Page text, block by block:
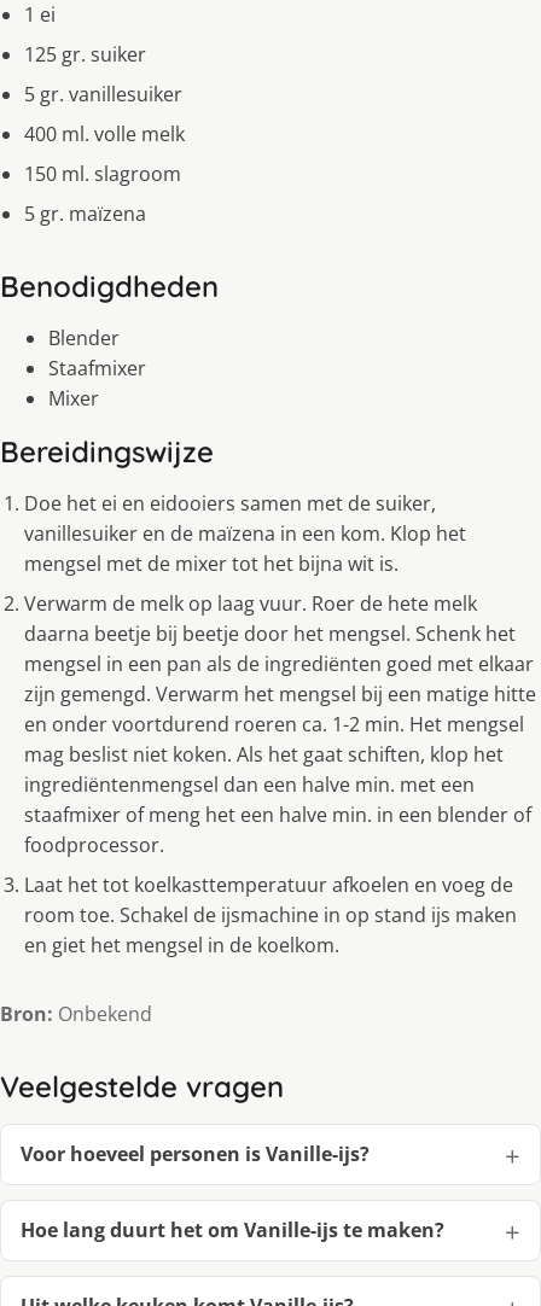
1 ei
125 gr. suiker
5 gr. vanillesuiker
400 ml. volle melk
150 ml. slagroom
5 gr. maïzena
Benodigdheden
Blender
Staafmixer
Mixer
Bereidingswijze
Doe het ei en eidooiers samen met de suiker,
vanillesuiker en de maïzena in een kom. Klop het
mengsel met de mixer tot het bijna wit is.
Verwarm de melk op laag vuur. Roer de hete melk
daarna beetje bij beetje door het mengsel. Schenk het
mengsel in een pan als de ingrediënten goed met elkaar
zijn gemengd. Verwarm het mengsel bij een matige hitte
en onder voortdurend roeren ca. 1-2 min. Het mengsel
mag beslist niet koken. Als het gaat schiften, klop het
ingrediëntenmengsel dan een halve min. met een
staafmixer of meng het een halve min. in een blender of
foodprocessor.
Laat het tot koelkasttemperatuur afkoelen en voeg de
room toe. Schakel de ijsmachine in op stand ijs maken
en giet het mengsel in de koelkom.
Bron: Onbekend
Veelgestelde vragen
Voor hoeveel personen is Vanille-ijs?
Hoe lang duurt het om Vanille-ijs te maken?